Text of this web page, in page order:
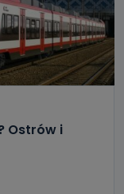
Ostrów i